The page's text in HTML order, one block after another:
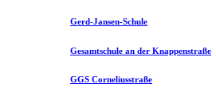
Gerd-Jansen-Schule
Gesamtschule an der Knappenstraße
GGS Corneliusstraße